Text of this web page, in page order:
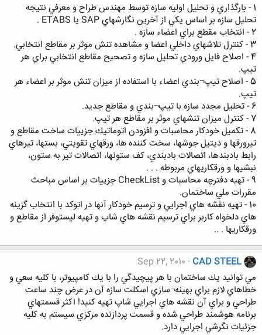
1 - بارگذاري و تحليل اوليه سازه توسط مهندس طراح و معرفي نتيجه
تحليل سازه بر اساس يكي از آخرين نگارشهاي SAP يا ETABS .
2 - انتخاب مقطع براي اعضاء سازه .
3 - كنترل تلاشهاي داخلي اعضا و مشاهده تنش موثر بر مقاطع انتخابي.
4 - اصلاح فايل ورودي تحليل سازه و تصحيح مقاطع انتخابي براي هر
تيپ.
5 - اصلاح تيپ¬بندي اعضاء با استفاده از ميزان تنش موثر بر اعضاء هر
تيپ.
6 - تحليل مجدد سازه با تيپ¬بندي و مقاطع جديد.
7 - كنترل ميزان تنشهاي موثر بر مقاطع هر تيپ.
8 - تكميل خودكار محاسبات و افزودن اتوماتيك جزييات ساخت مقاطع و
تيرورقها و ديتيل جوشها، سخت كننده ها، ورقهاي تقويتي، بستها، تيرهاي
رابط بادبندها، اتصالات بادبندي، كف ستونها، اتصالات تير به ستون،
نبشيها و ورقكاريهاي مربوطه . . .
9 - تهيه دفترچه محاسبات و CheckList جزييات بر اساس مباحث
مقررات ملي ساختمان.
10 - تهيه نقشه هاي اجرايي و ترسيم خودكار آنها در اتوكد با انتخاب گزينه
هاي دلخواه كاربر براي ترسيم نقشه هاي شاپ و تهيه ليستوفر از مقاطع و
ورقكاريها . ..
CAD STEEL
Sep 22, 2010
مي توانيد يك ساختمان با هر پيچيدگي را با يك كامپيوتر، با كليه سعي و
خطاهاي لازم براي بهينه¬سازي اسكلت سازه آن در عرض چند ساعت
طراحي و براي آن نقشه هاي اجرايي شاپ تهيه كنيد! اكثر قسمتهاي
برنامه هوشمند طراحي شده و قسمت پردازنده مركزي سيستم به كليه
جزئيات نگرشي اجرايي دارد.